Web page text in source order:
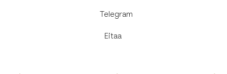
​Telegram
Eitaa